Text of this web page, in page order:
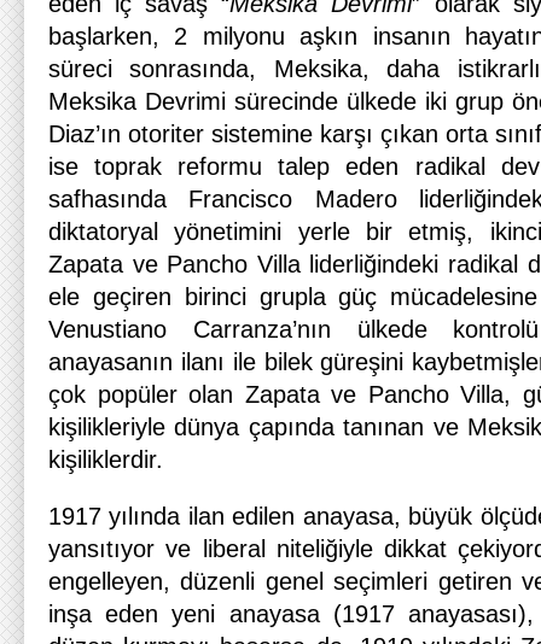
başlarken, 2 milyonu aşkın insanın
süreci sonrasında, Meksika, daha
Meksika Devrimi sürecinde ülkede iki grup
Diaz’ın otoriter sistemine karşı çıkan orta
ise toprak reformu talep eden radikal
safhasında Francisco Madero
diktatoryal yönetimini yerle bir etmiş,
Zapata ve Pancho Villa liderliğindeki radikal
ele geçiren birinci grupla güç
Venustiano Carranza’nın ülkede
anayasanın ilanı ile bilek güreşini
çok popüler olan Zapata ve Pancho Villa,
kişilikleriyle dünya çapında tanınan ve
kişiliklerdir.
1917 yılında ilan edilen anayasa, büyük
yansıtıyor ve liberal niteliğiyle dikkat
engelleyen, düzenli genel seçimleri getiren
inşa eden yeni anayasa (1917